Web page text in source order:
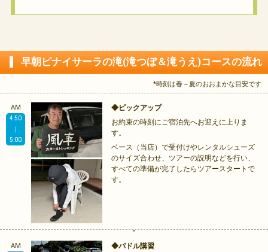
早朝ピナイサーラの滝(滝つぼ＆滝うえ)コースの流れ
*時刻は春～夏のおおまかな目安です
AM
4:50
｜
5:00
◆ピックアップ
お約束の時刻にご宿泊先へお迎えに上りま
す。
ベース（当店）で受付けやレンタルシューズ
のサイズ合わせ、ツアーの説明などを行い、
すべての準備が完了したらツアースタートで
す。
AM
◆パドル講習